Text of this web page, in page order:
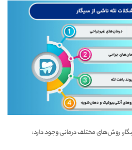
روش‌های مختلف درمانی وجود دارد: